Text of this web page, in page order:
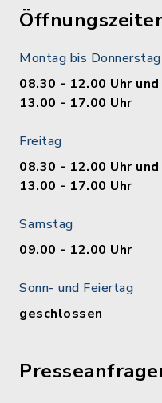
Montag bis Donnerstag
08.30 - 12.00 Uhr und
13.00 - 17.00 Uhr
Freitag
08.30 - 12.00 Uhr und
13.00 - 17.00 Uhr
Samstag
09.00 - 12.00 Uhr
Sonn- und Feiertag
geschlossen